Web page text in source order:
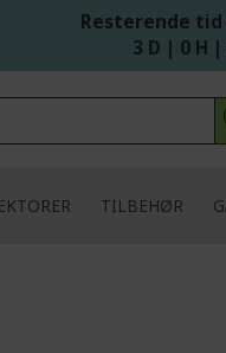
Resterende
3 D | 0 H
TILBEHØR